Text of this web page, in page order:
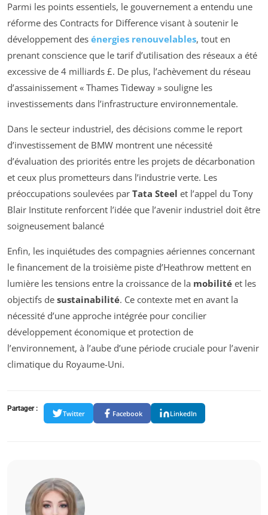
Parmi les points essentiels, le gouvernement a entendu une
réforme des Contracts for Difference visant à soutenir le
développement des énergies renouvelables, tout en
prenant conscience que le tarif d’utilisation des réseaux a été
excessive de 4 milliards £. De plus, l’achèvement du réseau
d’assainissement « Thames Tideway » souligne les
investissements dans l’infrastructure environnementale.
Dans le secteur industriel, des décisions comme le report
d’investissement de BMW montrent une nécessité
d’évaluation des priorités entre les projets de décarbonation
et ceux plus prometteurs dans l’industrie verte. Les
préoccupations soulevées par Tata Steel et l’appel du Tony
Blair Institute renforcent l’idée que l’avenir industriel doit être
soigneusement balancé
Enfin, les inquiétudes des compagnies aériennes concernant
le financement de la troisième piste d’Heathrow mettent en
lumière les tensions entre la croissance de la mobilité et les
objectifs de sustainabilité. Ce contexte met en avant la
nécessité d’une approche intégrée pour concilier
développement économique et protection de
l’environnement, à l’aube d’une période cruciale pour l’avenir
climatique du Royaume-Uni.
Partager :
Twitter Facebook LinkedIn